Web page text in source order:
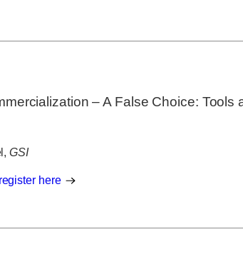
– A False Choice: Tools
GSI
here